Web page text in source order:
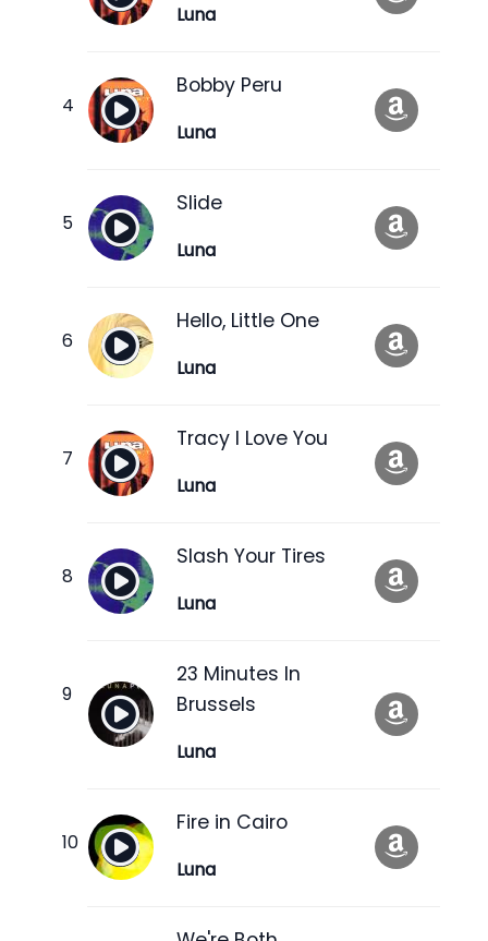
Luna
Bobby Peru
Luna
Slide
Luna
Hello, Little One
Luna
Tracy I Love You
Luna
Slash Your Tires
Luna
23 Minutes In
Brussels
Luna
Fire in Cairo
Luna